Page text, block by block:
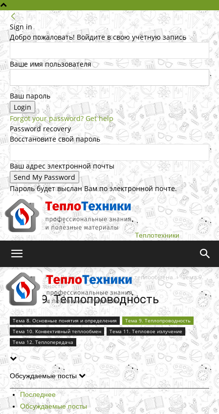
Sign in
Добро пожаловать! Войдите в свою учётную запись
Ваше имя пользователя
Ваш пароль
Forgot your password? Get help
Password recovery
Восстановите свой пароль
Ваш адрес электронной почты
Пароль будет выслан Вам по электронной почте.
Теплотехники
Teplotehniki.Ru Раздел II. Основы теории теплообмена
Тема 9.
Теплопроводность
Тема 9. Теплопроводность
Тема 8. Основные понятия и определения
Тема 9. Теплопроводность
Тема 10. Конвективный теплообмен
Тема 11. Тепловое излучение
Тема 12. Теплопередача
Обсуждаемые посты
Последнее
Обсуждаемые посты